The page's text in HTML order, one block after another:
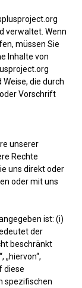
verwaltet. Wenn
müssen Sie
Inhalte von
die durch
Vorschrift
unserer
Rechte
uns direkt oder
oder mit uns
ist: (i)
der
beschränkt
„hiervon“,
diese
spezifischen